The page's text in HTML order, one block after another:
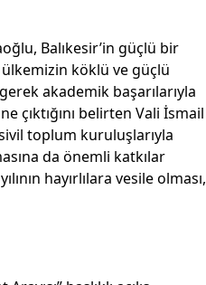
Balıkesir’in güçlü bir
köklü ve güçlü
akademik başarılarıyla
belirten Vali İsmail
toplum kuruluşlarıyla
da önemli katkılar
hayırlılara vesile olması,